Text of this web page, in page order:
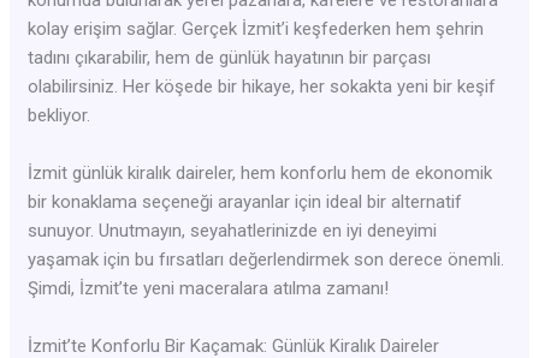
kolay erişim sağlar. Gerçek İzmit’i keşfederken hem şehrin
tadını çıkarabilir, hem de günlük hayatının bir parçası
olabilirsiniz. Her köşede bir hikaye, her sokakta yeni bir keşif
bekliyor.
İzmit günlük kiralık daireler, hem konforlu hem de ekonomik
bir konaklama seçeneği arayanlar için ideal bir alternatif
sunuyor. Unutmayın, seyahatlerinizde en iyi deneyimi
yaşamak için bu fırsatları değerlendirmek son derece önemli.
Şimdi, İzmit’te yeni maceralara atılma zamanı!
İzmit’te Konforlu Bir Kaçamak: Günlük Kiralık Daireler